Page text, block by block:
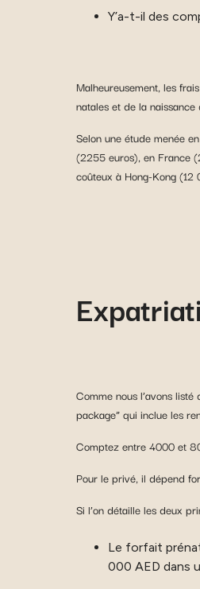
Y’a-t-il des
Malheureusement, les
natales et de la naissance
Selon une étude menée
(2255 euros), en France
coûteux à Hong-Kong
Comme nous l’avons
package” qui inclue les
Comptez entre 4000 et
Pour le privé, il dépend
Si l’on détaille les deux
Le forfait
000 AED dans